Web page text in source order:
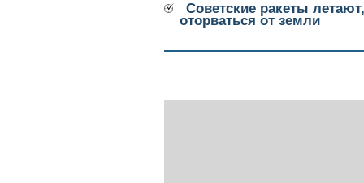
Советские ракеты
оторваться от земли